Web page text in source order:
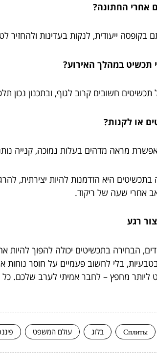
אחרי החתונה?
ייעודית, לנקות בעדינות ולהחזיר
תכשיט במהלך האירוע?
חשובים קרוב לגוף, ובתכנון נכון
או לקנות?
מראה מדהים בעלות נמוכה, קנייה
בתכשיטים היא הזדמנות להיות יצירתית,
אחרי שעה של ריקוד.
רגע
הבחירה בתכשיטים יכולה להפוך
בלי לחשוב פעמיים על חוסר נוחות
ליותר מחפץ – לחבר אמיתי לערב שלכם.
Сплиты בלוג עולם המשפט